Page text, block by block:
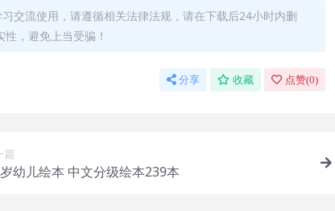
交流使用，请遵循相关法律法规，请在下载后24小时内删
，避免上当受骗！
分享 收藏 点赞(0)
篇
幼儿绘本 中文分级绘本239本